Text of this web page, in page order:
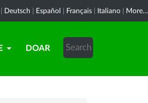
Deutsch Español Français Italiano More...
DOAR